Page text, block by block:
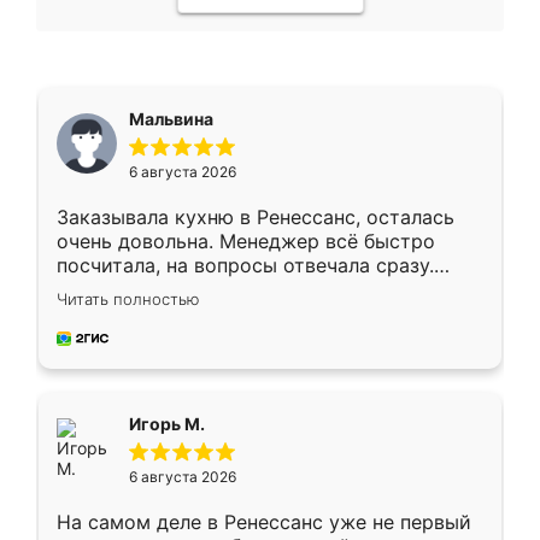
Мальвина
6 августа 2026
Заказывала кухню в Ренессанс, осталась
очень довольна. Менеджер всё быстро
посчитала, на вопросы отвечала сразу.
Замерщик приехал в субботу, подошёл к
делу со всей ответственностью. Собрали
за день, ребята работали аккуратно, даже
Читать полностью
Игорь М.
6 августа 2026
На самом деле в Ренессанс уже не первый